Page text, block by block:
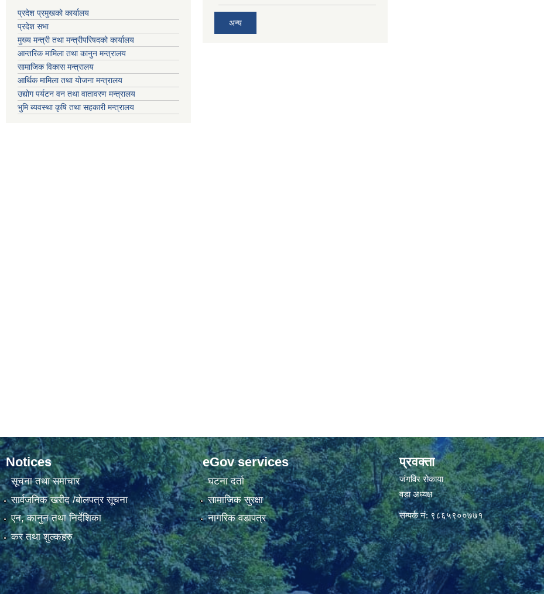
प्रदेश प्रमुखको कार्यालय
प्रदेश सभा
मुख्य मन्त्री तथा मन्त्रीपरिषदको कार्यालय
आन्तरिक मामिला तथा कानुन मन्त्रालय
सामाजिक विकास मन्त्रालय
आर्थिक मामिला तथा योजना मन्त्रालय
उद्योग पर्यटन वन तथा वातावरण मन्त्रालय
भुमि ब्यवस्था कृषि तथा सहकारी मन्त्रालय
अन्य
Notices
सूचना तथा समाचार
सार्वजनिक खरीद /बोलपत्र सूचना
एन, कानुन तथा निर्देशिका
कर तथा शुल्कहरु
eGov services
घटना दर्ता
सामाजिक सुरक्षा
नागरिक वडापत्र
प्रवक्ता
जंगविर रोकाया
वडा अध्यक्ष
सम्पर्क नं: ९८६५९००७७१